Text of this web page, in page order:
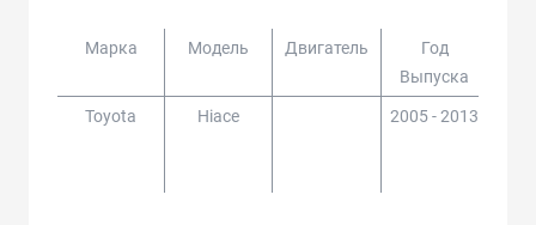
Марка Модель Двигатель
Год
Выпуска
Toyota Hiace 2005 - 2013